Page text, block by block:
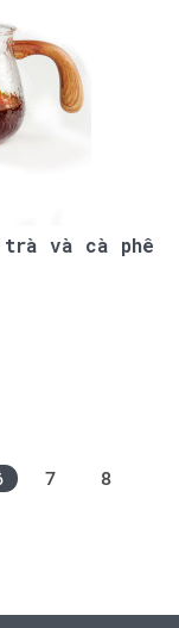
trà và cà phê
7
8